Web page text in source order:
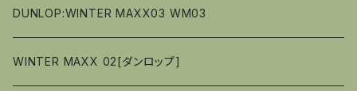
偏平率（％）45
偏平率（％）60
偏平率（％）60
偏平率（％）55
偏平率（％）65
偏平率（％）65
偏平率（％）60
16ｲﾝﾁ
偏平率（％）65
17ｲﾝﾁ
偏平率（％）７０
偏平率（％）７０
偏平率（％）６５
１５インチ
偏平率（％）８０
１６インチ
偏平率（％）７０
偏平率（％）６５
１５インチ
偏平率（％）６５
１６インチ
13ｲﾝﾁ
14ｲﾝﾁ
DUNLOP:WINTER MAXX03 WM03
WINTER MAXX 02[ダンロップ]